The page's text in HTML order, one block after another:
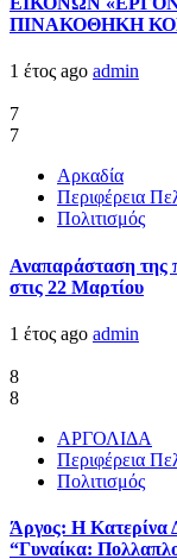
ΠΙΝΑΚΟΘΗΚΗ
1 έτος ago admin
7
7
Αρκαδία
Περιφέρεια
Πολιτισμός
Αναπαράσταση της
στις 22 Μαρτίου
1 έτος ago admin
8
8
ΑΡΓΟΛΙΔΑ
Περιφέρεια
Πολιτισμός
Άργος: Η Κατερίνα
“Γυναίκα: